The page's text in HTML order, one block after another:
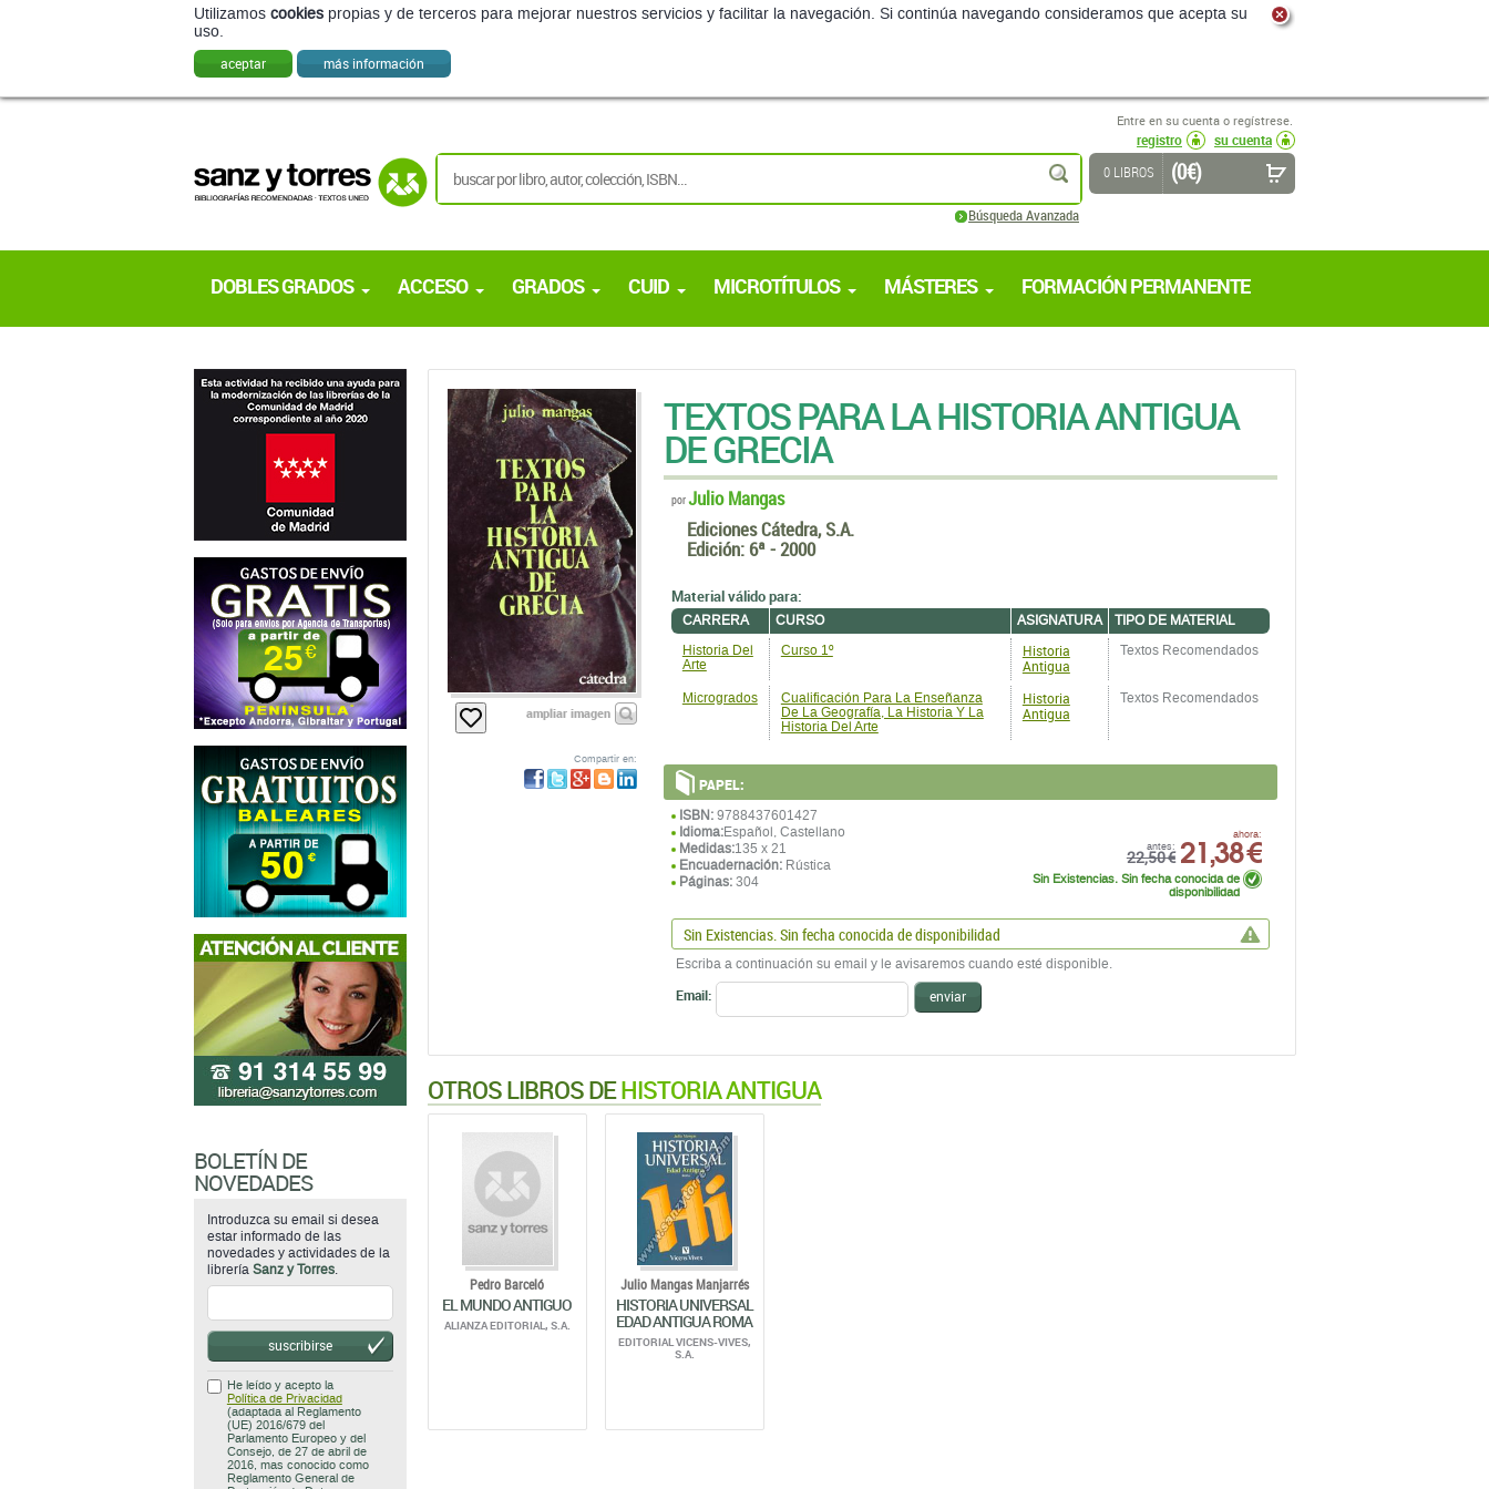
Utilizamos cookies propias y de terceros para mejorar nuestros servicios y facilitar la navegación. Si continúa navegando consideramos que acepta su
uso.
aceptar más información
Entre en su cuenta o regístrese.
registro
su cuenta
buscar
Búsqueda Avanzada
0 LIBROS (0 €)
DOBLES GRADOS ACCESO GRADOS CUID MICROTÍTULOS MÁSTERES FORMACIÓN PERMANENTE
TEXTOS PARA LA HISTORIA ANTIGUA
DE GRECIA
ampliar imagen
Compartir en:
porJulio Mangas
Ediciones Cátedra, S.A.
Edición: 6ª - 2000
Material válido para:
CARRERA CURSO ASIGNATURA
TIPO DE MATERIAL
Historia Del
Arte
Curso 1º
Historia
Antigua
Textos Recomendados
Microgrados
Cualificación Para La Enseñanza
De La Geografía, La Historia Y La
Historia Del Arte
Historia
Antigua
Textos Recomendados
PAPEL:
ISBN:9788437601427
Idioma:Español, Castellano
Medidas:135 x 21
Encuadernación:Rústica
Páginas:304
antes:
22,50 €
ahora:
21,38 €
Sin Existencias. Sin fecha conocida de
disponibilidad
Sin Existencias. Sin fecha conocida de disponibilidad
Escriba a continuación su email y le avisaremos cuando esté disponible.
Email: enviar
OTROS LIBROS DEHISTORIA ANTIGUA
Pedro Barceló
EL MUNDO ANTIGUO
ALIANZA EDITORIAL, S.A.
Julio Mangas Manjarrés
HISTORIA UNIVERSAL
EDAD ANTIGUA ROMA
EDITORIAL VICENS-VIVES,
S.A.
BOLETÍN DE
NOVEDADES
Introduzca su email si desea
estar informado de las
novedades y actividades de la
librería Sanz y Torres.
suscribirse
He leído y acepto la
Política de Privacidad
(adaptada al Reglamento
(UE) 2016/679 del
Parlamento Europeo y del
Consejo, de 27 de abril de
2016, mas conocido como
Reglamento General de